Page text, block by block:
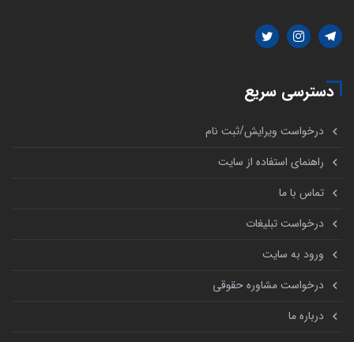
دسترسی سریع
درخواست ویرایش/ثبت نام
راهنمای استفاده از سایت
تماس با ما
درخواست تبلیغات
ورود به سایت
درخواست مشاوره حقوقی
درباره ما